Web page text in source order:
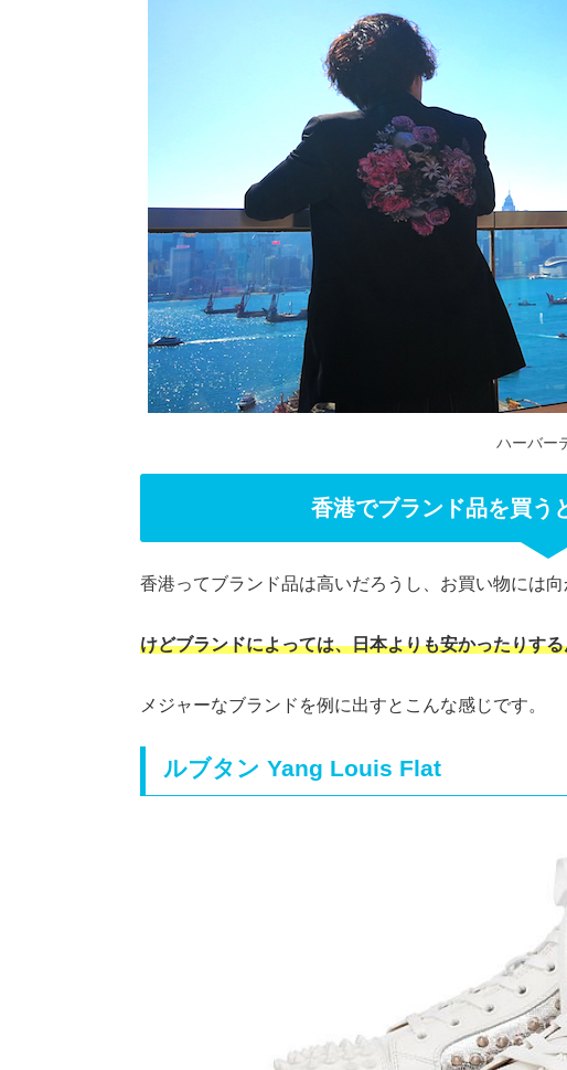
ハーバー
香港でブランド品を買う
香港ってブランド品は高いだろうし、お買い物には
けどブランドによっては、日本よりも安かったりす
メジャーなブランドを例に出すとこんな感じです。
ルブタン Yang Louis Flat